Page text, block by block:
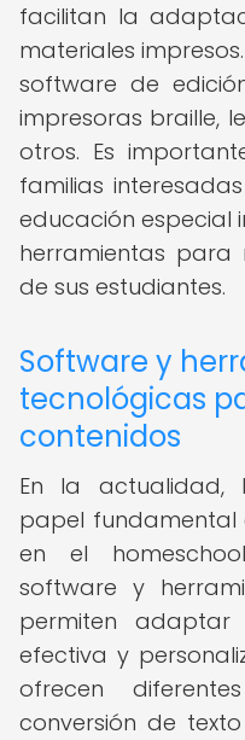
facilitan la
materiales
software de
impresoras braille,
otros. Es
familias
educación especial
herramientas para
de sus estudiantes.
Software y
tecnológicas
contenidos
En la actualidad,
papel fundamental
en el
software y
permiten adaptar
efectiva y
ofrecen
conversión de